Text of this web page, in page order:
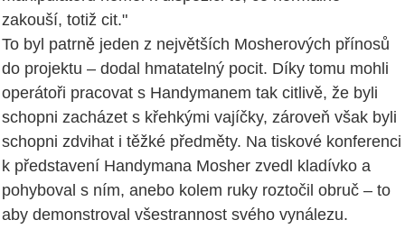
zakouší, totiž cit."
To byl patrně jeden z největších Mosherových přínosů
do projektu – dodal hmatatelný pocit. Díky tomu mohli
operátoři pracovat s Handymanem tak citlivě, že byli
schopni zacházet s křehkými vajíčky, zároveň však byli
schopni zdvihat i těžké předměty. Na tiskové konferenci
k představení Handymana Mosher zvedl kladívko a
pohyboval s ním, anebo kolem ruky roztočil obruč – to
aby demonstroval všestrannost svého vynálezu.